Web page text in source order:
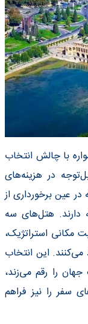
با چالش انتخاب
در هزینه‌های
عین برخورداری از
دارند. هتل‌های سه
مکانی استراتژیک،
می‌کنند. این انتخاب
جهان را رقم می‌زند،
سفر را نیز فراهم